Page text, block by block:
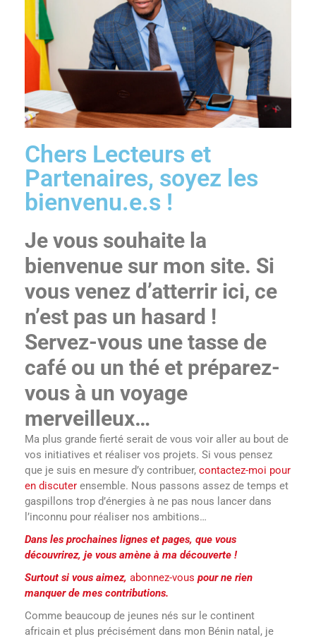
Chers Lecteurs et
Partenaires, soyez les
bienvenu.e.s !
Je vous souhaite la
bienvenue sur mon site. Si
vous venez d’atterrir ici, ce
n’est pas un hasard !
Servez-vous une tasse de
café ou un thé et préparez-
vous à un voyage
merveilleux…
Ma plus grande fierté serait de vous voir aller au bout de
vos initiatives et réaliser vos projets. Si vous pensez
que je suis en mesure d’y contribuer, contactez-moi pour
en discuter ensemble. Nous passons assez de temps et
gaspillons trop d’énergies à ne pas nous lancer dans
l’inconnu pour réaliser nos ambitions…
Dans les prochaines lignes et pages, que vous
découvrirez, je vous amène à ma découverte !
Surtout si vous aimez, abonnez-vous pour ne rien
manquer de mes contributions.
Comme beaucoup de jeunes nés sur le continent
africain et plus précisément dans mon Bénin natal, je